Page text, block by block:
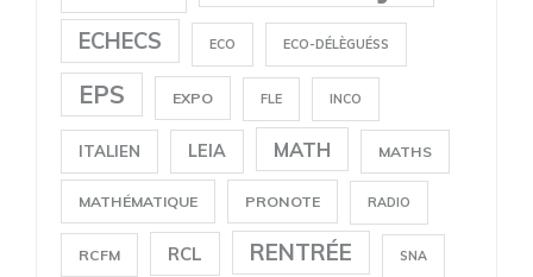
ECHECS ECO ECO-DÉLÈGUÉSS
EPS EXPO FLE INCO
ITALIEN LEIA MATH MATHS
MATHÉMATIQUE PRONOTE RADIO
RCFM RCL RENTRÉE SNA